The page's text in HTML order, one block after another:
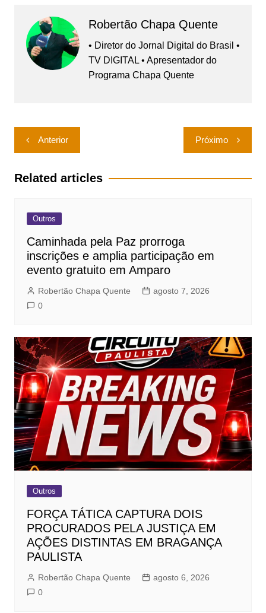
Robertão Chapa Quente
• Diretor do Jornal Digital do Brasil •
TV DIGITAL • Apresentador do
Programa Chapa Quente
Navegação
de
Post
Anterior Próximo
Related articles
Outros
Caminhada pela Paz prorroga
inscrições e amplia participação em
evento gratuito em Amparo
Robertão Chapa Quente
agosto 7, 2026
0
Outros
FORÇA TÁTICA CAPTURA DOIS
PROCURADOS PELA JUSTIÇA EM
AÇÕES DISTINTAS EM BRAGANÇA
PAULISTA
Robertão Chapa Quente
agosto 6, 2026
0